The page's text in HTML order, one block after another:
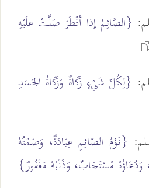
{الصَّائِمُ إذا أَفْطَرَ صَلَّتْ علَيْهِ
{لِكُلِّ شَيْءٍ زَكَاةٌ وَزَكَاةُ الجَسَدِ
{نَوْمُ الصّائِمِ عِبَادَةٌ، وَصَمْتُهُ
مُسْتَجَابٌ، وَذَنْبُهُ مَغْفُورٌ}